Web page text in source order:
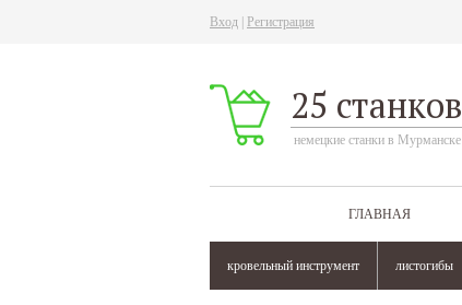
Вход Регистрация
25 станков
немецкие станки в Мурманске
ГЛАВНАЯ
кровельный инструмент листогибы